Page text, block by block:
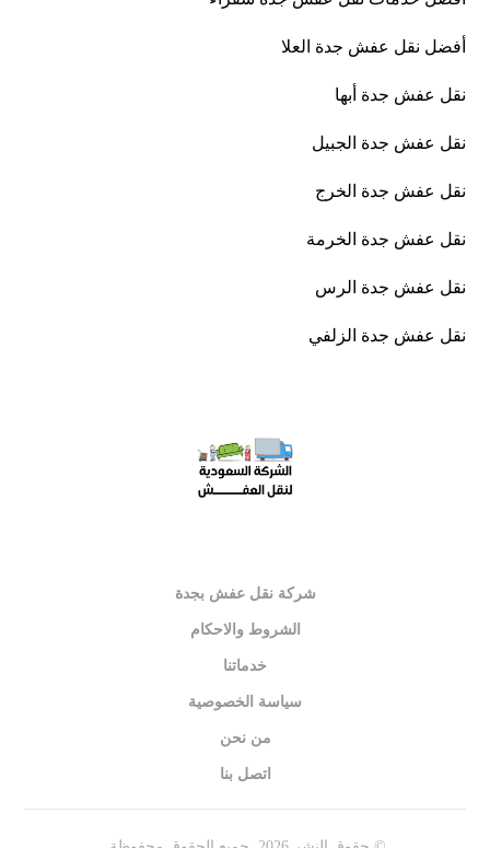
أفضل نقل عفش جدة العلا
نقل عفش جدة أبها
نقل عفش جدة الجبيل
نقل عفش جدة الخرج
نقل عفش جدة الخرمة
نقل عفش جدة الرس
نقل عفش جدة الزلفي
شركة نقل عفش بجدة
الشروط والاحكام
خدماتنا
سياسة الخصوصية
من نحن
اتصل بنا